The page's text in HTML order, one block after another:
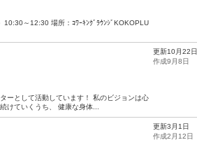
～12:30 場所：ｺﾜｰｷﾝｸﾞﾗｳﾝｼﾞKOKOPLU
ーとして活動しています！ 私のビジョンは心
けていくうち、 健康な身体...
更新10月22日
作成9月8日
更新3月1日
作成2月12日